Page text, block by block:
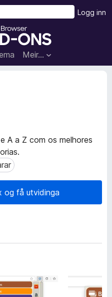
N
e
Meir…
Logg inn
A a Z com os melhores
og få utvidinga